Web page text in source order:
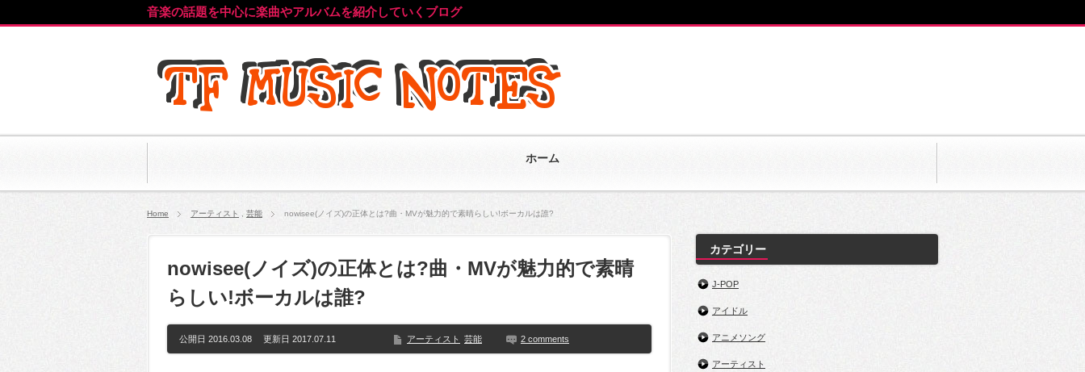
ホーム
音楽の話題を中心に楽曲やアルバムを紹介していくブログ
Home アーティスト 芸能 nowisee(ノイズ)の正体とは?曲・MVが魅力的で素晴らしい!ボーカルは誰?
nowisee(ノイズ)の正体とは?曲・MVが魅力的で素晴
らしい!ボーカルは誰?
公開日 2016.03.08 更新日 2017.07.11 アーティスト 芸能 2 comments
カテゴリー
J-POP
アイドル
アニメソング
アーティスト